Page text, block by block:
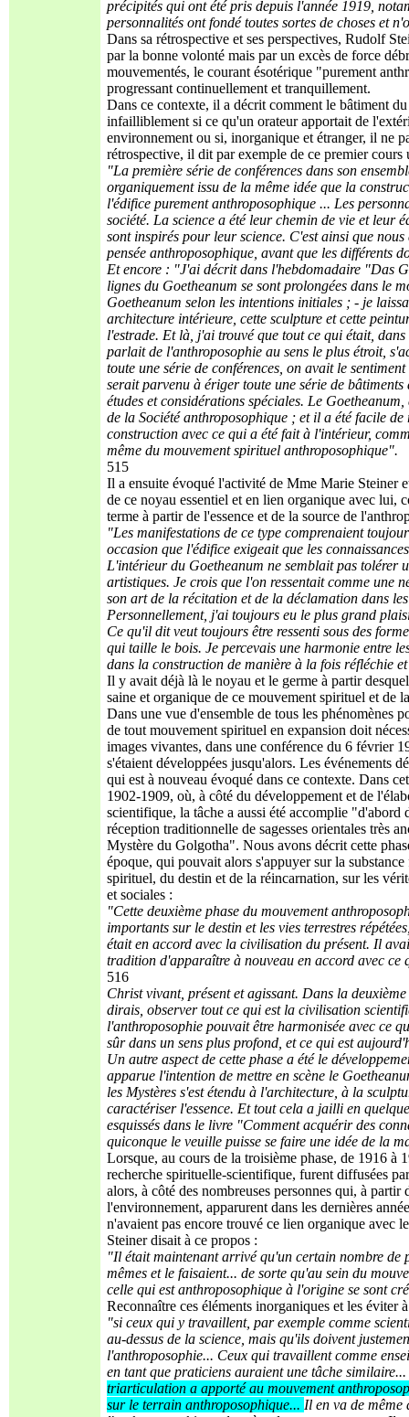
précipités qui ont été pris depuis l'année 1919,
personnalités ont fondé toutes sortes de choses et
Dans sa rétrospective et ses perspectives, Rudolf
par la bonne volonté mais par un excès de force
mouvementés, le courant ésotérique "purement
progressant continuellement et tranquillement.
Dans ce contexte, il a décrit comment le bâtiment
infailliblement si ce qu'un orateur apportait de
environnement ou si, inorganique et étranger, il ne
rétrospective, il dit par exemple de ce premier
"La première série de conférences dans son
organiquement issu de la même idée que la
l'édifice purement anthroposophique ... Les
société. La science a été leur chemin de vie et leur
sont inspirés pour leur science. C'est ainsi que
pensée anthroposophique, avant que les différents
Et encore : "J'ai décrit dans l'hebdomadaire "Das
lignes du Goetheanum se sont prolongées dans le
Goetheanum selon les intentions initiales ; - je
architecture intérieure, cette sculpture et cette
l'estrade. Et là, j'ai trouvé que tout ce qui était,
parlait de l'anthroposophie au sens le plus étroit,
toute une série de conférences, on avait le
serait parvenu à ériger toute une série de
études et considérations spéciales. Le
de la Société anthroposophique ; et il a été facile
construction avec ce qui a été fait à l'intérieur,
même du mouvement spirituel anthroposophique".
515
Il a ensuite évoqué l'activité de Mme Marie Steiner
de ce noyau essentiel et en lien organique avec lui,
terme à partir de l'essence et de la source de
"Les manifestations de ce type comprenaient
occasion que l'édifice exigeait que les
L'intérieur du Goetheanum ne semblait pas tolérer
artistiques. Je crois que l'on ressentait comme une
son art de la récitation et de la déclamation dans
Personnellement, j'ai toujours eu le plus grand
Ce qu'il dit veut toujours être ressenti sous des
qui taille le bois. Je percevais une harmonie entre
dans la construction de manière à la fois réfléchie
Il y avait déjà là le noyau et le germe à partir
saine et organique de ce mouvement spirituel et de
Dans une vue d'ensemble de tous les phénomènes
de tout mouvement spirituel en expansion doit
images vivantes, dans une conférence du 6 février
s'étaient développées jusqu'alors. Les événements
qui est à nouveau évoqué dans ce contexte. Dans
1902-1909, où, à côté du développement et de
scientifique, la tâche a aussi été accomplie
réception traditionnelle de sagesses orientales très
Mystère du Golgotha". Nous avons décrit cette
époque, qui pouvait alors s'appuyer sur la
spirituel, du destin et de la réincarnation, sur les
et sociales :
"Cette deuxième phase du mouvement
importants sur le destin et les vies terrestres
était en accord avec la civilisation du présent. Il
tradition d'apparaître à nouveau en accord avec
516
Christ vivant, présent et agissant. Dans la
dirais, observer tout ce qui est la civilisation
l'anthroposophie pouvait être harmonisée avec ce
sûr dans un sens plus profond, et ce qui est
Un autre aspect de cette phase a été le
apparue l'intention de mettre en scène le
les Mystères s'est étendu à l'architecture, à la
caractériser l'essence. Et tout cela a jailli en
esquissés dans le livre "Comment acquérir des
quiconque le veuille puisse se faire une idée de la
Lorsque, au cours de la troisième phase, de 1916 à
recherche spirituelle-scientifique, furent diffusées
alors, à côté des nombreuses personnes qui, à
l'environnement, apparurent dans les dernières
n'avaient pas encore trouvé ce lien organique avec
Steiner disait à ce propos :
"Il était maintenant arrivé qu'un certain nombre de
mêmes et le faisaient... de sorte qu'au sein du
celle qui est anthroposophique à l'origine se sont
Reconnaître ces éléments inorganiques et les éviter
"si ceux qui y travaillent, par exemple comme
au-dessus de la science, mais qu'ils doivent
l'anthroposophie... Ceux qui travaillent comme
en tant que praticiens auraient une tâche similaire...
triarticulation a apporté au mouvement
sur le terrain anthroposophique... Il en va de même